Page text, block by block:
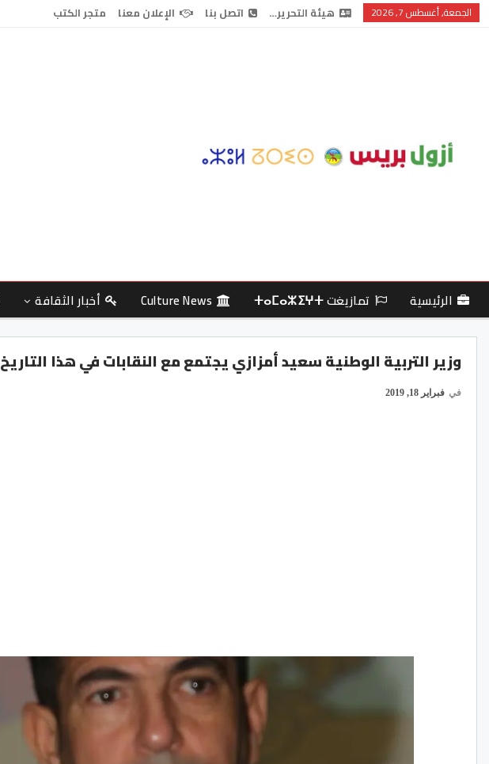
الجمعة, أغسطس 7, 2026 هيئة التحرير… اتصل بنا الإعلان معنا متجر الكتب
الرئيسية تمازيغت ⵜⴰⵎⴰⵣⵉⵖⵜ Culture News أخبار الثقافة
وزير التربية الوطنية سعيد أمزازي يجتمع مع النقابات في هذا التاريخ
في فبراير 18, 2019